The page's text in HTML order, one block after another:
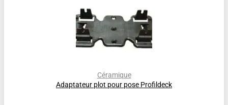
Céramique
Adaptateur plot pour pose Profildeck